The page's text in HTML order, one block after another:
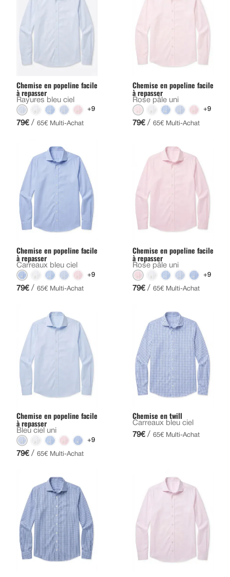
Chemise en popeline facile
à repasser
Rayures bleu ciel
+9
79€ / 65€ Multi-Achat
Chemise en popeline facile
à repasser
Rose pâle uni
+9
79€ / 65€ Multi-Achat
Chemise en popeline facile
à repasser
Carreaux bleu ciel
+9
79€ / 65€ Multi-Achat
Chemise en popeline facile
à repasser
Rose pâle uni
+9
79€ / 65€ Multi-Achat
Chemise en popeline facile
à repasser
Bleu ciel uni
+9
79€ / 65€ Multi-Achat
Chemise en twill
Carreaux bleu ciel
79€ / 65€ Multi-Achat